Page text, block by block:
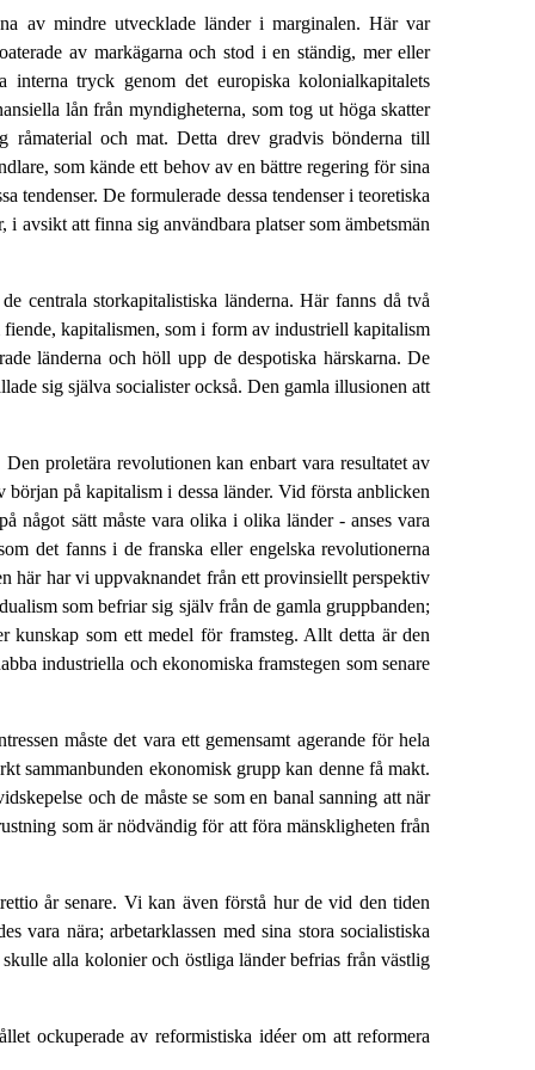
av mindre utvecklade länder i marginalen. Här var
av markägarna och stod i en ständig, mer eller
tryck genom det europiska kolonialkapitalets
lån från myndigheterna, som tog ut höga skatter
råmaterial och mat. Detta drev gradvis bönderna till
som kände ett behov av en bättre regering för sina
tendenser. De formulerade dessa tendenser i teoretiska
avsikt att finna sig användbara platser som ämbetsmän
centrala storkapitalistiska länderna. Här fanns då två
kapitalismen, som i form av industriell kapitalism
länderna och höll upp de despotiska härskarna. De
sig själva socialister också. Den gamla illusionen att
proletära revolutionen kan enbart vara resultatet av
på kapitalism i dessa länder. Vid första anblicken
något sätt måste vara olika i olika länder - anses vara
det fanns i de franska eller engelska revolutionerna
här har vi uppvaknandet från ett provinsiellt perspektiv
som befriar sig själv från de gamla gruppbanden;
kunskap som ett medel för framsteg. Allt detta är den
industriella och ekonomiska framstegen som senare
måste det vara ett gemensamt agerande för hela
sammanbunden ekonomisk grupp kan denne få makt.
och de måste se som en banal sanning att när
som är nödvändig för att föra mänskligheten från
år senare. Vi kan även förstå hur de vid den tiden
vara nära; arbetarklassen med sina stora socialistiska
alla kolonier och östliga länder befrias från västlig
ockuperade av reformistiska idéer om att reformera